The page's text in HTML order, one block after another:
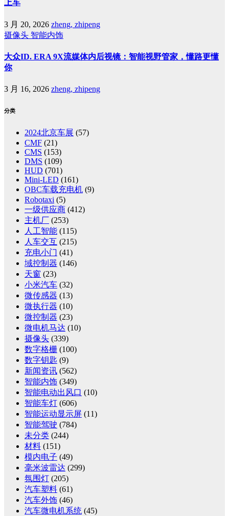
上车
3 月 20, 2026 zheng, zhipeng
摄像头 智能内饰
大众ID. ERA 9X流媒体内后视镜：智能视野管家，懂路更懂
你
3 月 16, 2026 zheng, zhipeng
分类
2024北京车展 (57)
CMF (21)
CMS (153)
DMS (109)
HUD (701)
Mini-LED (161)
OBC车载充电机 (9)
Robotaxi (5)
一级供应商 (412)
主机厂 (253)
人工智能 (115)
人车交互 (215)
充电小门 (41)
域控制器 (146)
天窗 (23)
小米汽车 (32)
微传感器 (13)
微执行器 (10)
微控制器 (23)
微电机马达 (10)
摄像头 (339)
数字格栅 (100)
数字钥匙 (9)
新闻资讯 (562)
智能内饰 (349)
智能电动出风口 (10)
智能车灯 (606)
智能运动显示屏 (11)
智能驾驶 (784)
未分类 (244)
材料 (151)
模内电子 (49)
毫米波雷达 (299)
氛围灯 (205)
汽车塑料 (61)
汽车外饰 (46)
汽车微电机系统 (45)